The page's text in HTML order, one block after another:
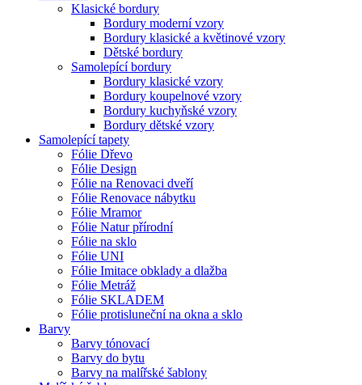
Klasické bordury
Bordury moderní vzory
Bordury klasické a květinové vzory
Dětské bordury
Samolepící bordury
Bordury klasické vzory
Bordury koupelnové vzory
Bordury kuchyňské vzory
Bordury dětské vzory
Samolepící tapety
Fólie Dřevo
Fólie Design
Fólie na Renovaci dveří
Fólie Renovace nábytku
Fólie Mramor
Fólie Natur přírodní
Fólie na sklo
Fólie UNI
Fólie Imitace obklady a dlažba
Fólie Metráž
Fólie SKLADEM
Fólie protisluneční na okna a sklo
Barvy
Barvy tónovací
Barvy do bytu
Barvy na malířské šablony